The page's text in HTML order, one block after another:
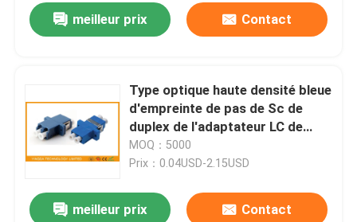
meilleur prix Contact
Type optique haute densité bleue
d'empreinte de pas de Sc de
duplex de l'adaptateur LC de
fibre de PBT de mode unitaire
MOQ：5000
Prix：0.04USD-2.15USD
meilleur prix Contact